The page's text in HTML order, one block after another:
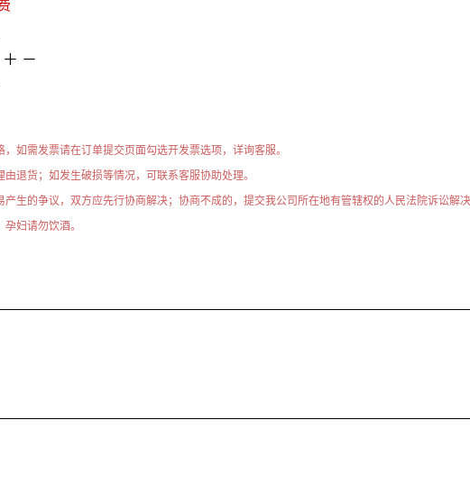
＋ －
如需发票请在订单提交页面勾选开发票选项，详询客服。
退货；如发生破损等情况，可联系客服协助处理。
生的争议，双方应先行协商解决；协商不成的，提交我公司所在地有管辖权的人民法院诉讼解决
妇请勿饮酒。